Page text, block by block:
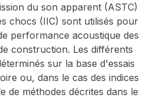
du son apparent (ASTC)
chocs (IIC) sont utilisés pour
performance acoustique des
construction. Les différents
sur la base d'essais
ou, dans le cas des indices
de méthodes décrites dans le